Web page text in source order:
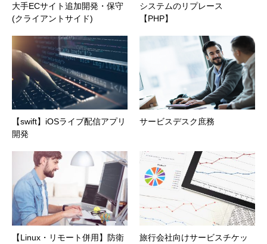
大手ECサイト追加開発・保守
(クライアントサイド)
システムのリプレース
【PHP】
【swift】iOSライブ配信アプリ
開発
サービスデスク庶務
【Linux・リモート併用】防衛
旅行会社向けサービスチケッ